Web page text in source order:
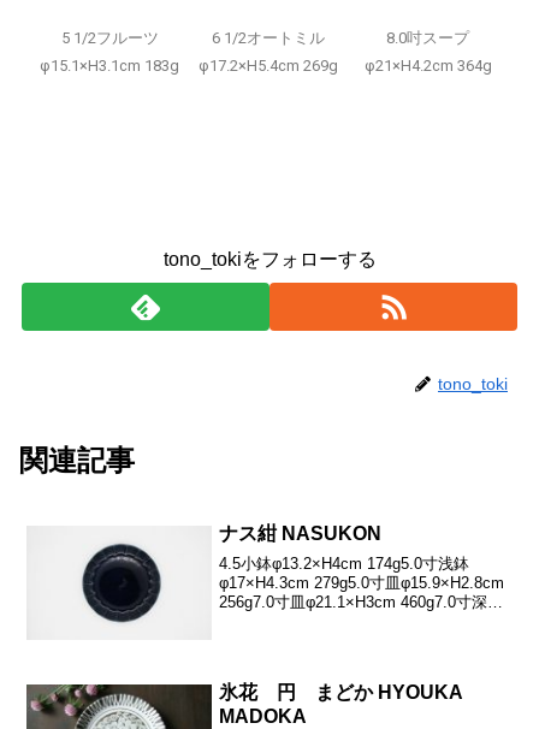
5 1/2フルーツ
φ15.1×H3.1cm 183g
6 1/2オートミル
φ17.2×H5.4cm 269g
8.0吋スープ
φ21×H4.2cm 364g
tono_tokiをフォローする
tono_toki
関連記事
ナス紺 NASUKON
4.5小鉢φ13.2×H4cm 174g5.0寸浅鉢
φ17×H4.3cm 279g5.0寸皿φ15.9×H2.8cm
256g7.0寸皿φ21.1×H3cm 460g7.0寸深皿
氷花 円 まどか HYOUKA
MADOKA